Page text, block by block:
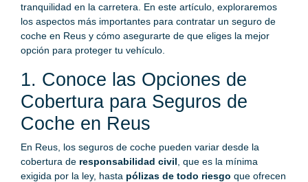
tranquilidad en la carretera. En este artículo, exploraremos
los aspectos más importantes para contratar un seguro de
coche en Reus y cómo asegurarte de que eliges la mejor
opción para proteger tu vehículo.
1. Conoce las Opciones de
Cobertura para Seguros de
Coche en Reus
En Reus, los seguros de coche pueden variar desde la
cobertura de responsabilidad civil , que es la mínima
exigida por la ley, hasta pólizas de todo riesgo que ofrecen